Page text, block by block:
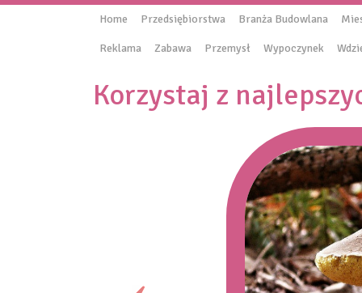
Home Przedsiębiorstwa Branża Budowlana
Reklama Zabawa Przemysł Wypoczynek
Korzystaj z